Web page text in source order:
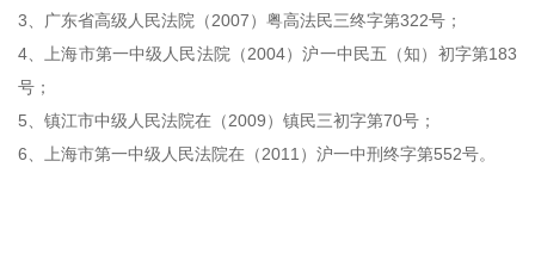
3、广东省高级人民法院（2007）粤高法民三终字第322号；
4、上海市第一中级人民法院（2004）沪一中民五（知）初字第183
号；
5、镇江市中级人民法院在（2009）镇民三初字第70号；
6、上海市第一中级人民法院在（2011）沪一中刑终字第552号。